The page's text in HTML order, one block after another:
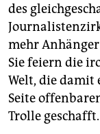
des
mehr
Sie feiern die
Welt, die damit
Seite
Trolle geschafft.